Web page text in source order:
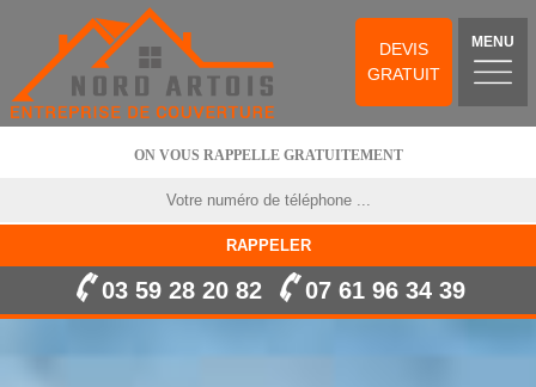
DEVIS
GRATUIT
MENU
ON VOUS RAPPELLE GRATUITEMENT
03 59 28 20 82 07 61 96 34 39